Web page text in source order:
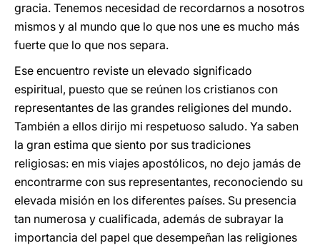
gracia. Tenemos necesidad de recordarnos a nosotros
mismos y al mundo que lo que nos une es mucho más
fuerte que lo que nos separa.
Ese encuentro reviste un elevado significado
espiritual, puesto que se reúnen los cristianos con
representantes de las grandes religiones del mundo.
También a ellos dirijo mi respetuoso saludo. Ya saben
la gran estima que siento por sus tradiciones
religiosas: en mis viajes apostólicos, no dejo jamás de
encontrarme con sus representantes, reconociendo su
elevada misión en los diferentes países. Su presencia
tan numerosa y cualificada, además de subrayar la
importancia del papel que desempeñan las religiones